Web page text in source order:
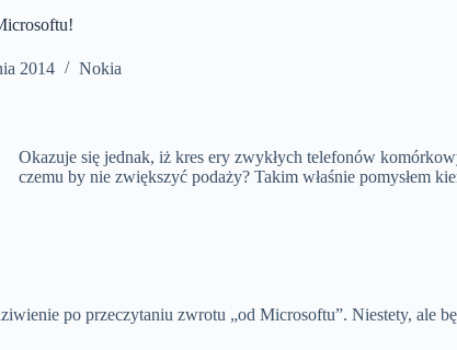
2014 Nokia
Okazuje się jednak, iż kres ery zwykłych telefonów
czemu by nie zwiększyć podaży? Takim właśnie pomysłem
po przeczytaniu zwrotu „od Microsoftu”. Niestety,